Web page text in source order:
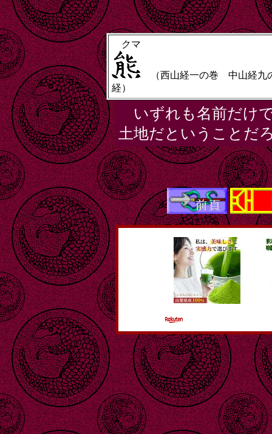
クマ
（西山経一の巻 中山経
経）
いずれも名前だけ
土地だということだ